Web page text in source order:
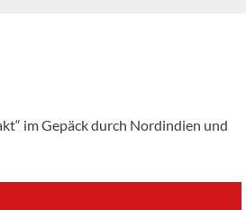
im Gepäck durch Nordindien und